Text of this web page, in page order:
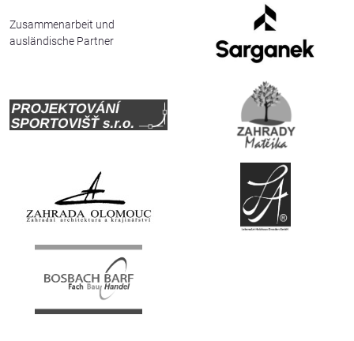
Zusammenarbeit und
ausländische Partner